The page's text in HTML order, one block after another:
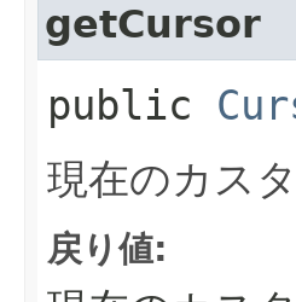
getCursor
public
現在のカス
戻り値: